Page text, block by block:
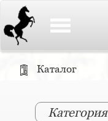
Каталог
Категория